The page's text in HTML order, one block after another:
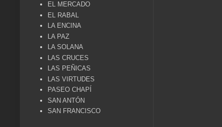
EL MERCADO
EL RABAL
LA ENCINA
LA PAZ
LA SOLANA
LAS CRUCES
LAS PEÑICAS
LAS VIRTUDES
PASEO CHAPÍ
SAN ANTÓN
SAN FRANCISCO